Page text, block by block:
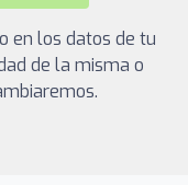
en los datos de tu
de la misma o